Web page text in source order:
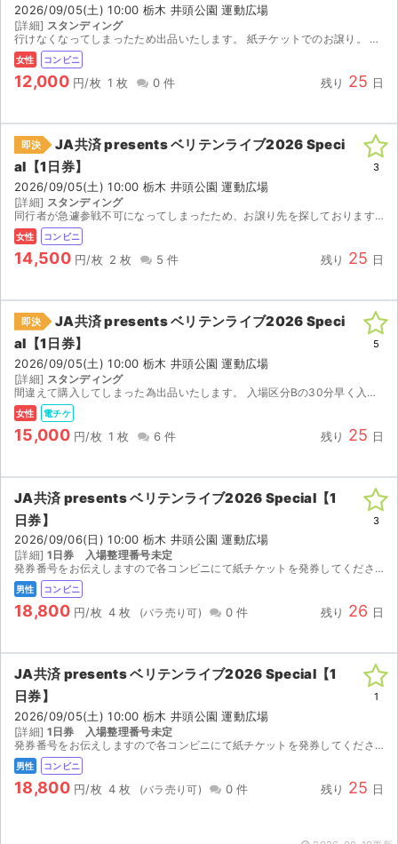
チケットジャム運営会社
チケットジャム利用規約
プライバシーポリシー
特定商取引法に基づく表記
公演登録依頼
不正転売禁止法について
チケットジャムの取り組み
2026/09/05(土) 10:00 栃木 井頭公園 運動広場
[詳細] スタンディング
行けなくなってしまったため出品いたします。 紙チケットでのお譲り。 8/26(水)14:00〜発券開始となりますのでご自身で発券をお願いいたします。※セブンイレブンでの受取
女性 コンビニ
12,000 円/枚 1 枚 0 件 残り 25 日
即決
JA共済 presents ベリテンライブ2026 Speci
al【1日券】
2026/09/05(土) 10:00 栃木 井頭公園 運動広場
[詳細] スタンディング
同行者が急遽参戦不可になってしまったため、お譲り先を探しております。 私自身が申し込んだ理由のハンブレッダーズ、ハルカミライ、sim、Chevon目当ての方へぜひお譲りしたいです。 8/26...
女性 コンビニ
14,500 円/枚 2 枚 5 件 残り 25 日
3
即決
JA共済 presents ベリテンライブ2026 Speci
al【1日券】
2026/09/05(土) 10:00 栃木 井頭公園 運動広場
[詳細] スタンディング
間違えて購入してしまった為出品いたします。 入場区分Bの30分早く入場できるチケットです。 チケットぴあにて分配します。
女性 電チケ
15,000 円/枚 1 枚 6 件 残り 25 日
5
JA共済 presents ベリテンライブ2026 Special【1
日券】
2026/09/06(日) 10:00 栃木 井頭公園 運動広場
[詳細] 1日券 入場整理番号未定
発券番号をお伝えしますので各コンビニにて紙チケットを発券してください。お座席は紙チケットを発券してみないと分かりませんのでご検討宜しくお願い致します。 出演］キュウソネコカミ / ザ・クロマニ...
男性 コンビニ
18,800 円/枚 4 枚 0 件 残り 26 日
3
JA共済 presents ベリテンライブ2026 Special【1
日券】
2026/09/05(土) 10:00 栃木 井頭公園 運動広場
[詳細] 1日券 入場整理番号未定
発券番号をお伝えしますので各コンビニにて紙チケットを発券してください。お座席は紙チケットを発券してみないと分かりませんのでご検討宜しくお願い致します。 出演］サバシスター / Ｃｈｅｖｏｎ /...
男性 コンビニ
18,800 円/枚 4 枚 0 件 残り 25 日
1